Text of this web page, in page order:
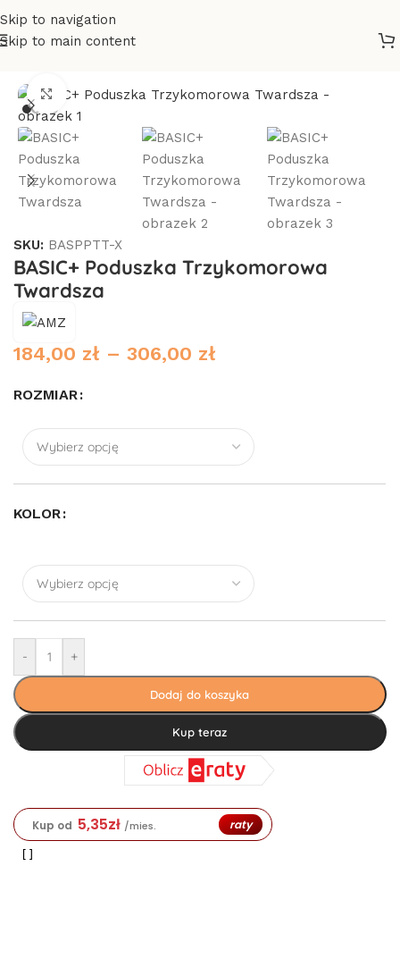
Skip to navigation
Skip to main content
Click to enlarge
SKU: BASPPTT-X
BASIC+ Poduszka Trzykomorowa
Twardsza
184,00 zł – 306,00 zł
ROZMIAR
KOLOR
- +
Dodaj do koszyka
Kup teraz
Kup od 5,35zł /mies. raty